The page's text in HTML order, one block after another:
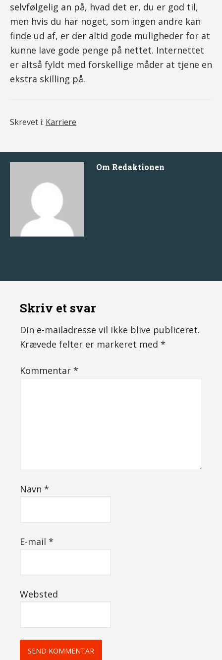
selvfølgelig an på, hvad det er, du er god til,
men hvis du har noget, som ingen andre kan
finde ud af, er der altid gode muligheder for at
kunne lave gode penge på nettet. Internettet
er altså fyldt med forskellige måder at tjene en
ekstra skilling på.
Skrevet i: Karriere
Om Redaktionen
Skriv et svar
Din e-mailadresse vil ikke blive publiceret.
Krævede felter er markeret med *
Kommentar *
Navn *
E-mail *
Websted